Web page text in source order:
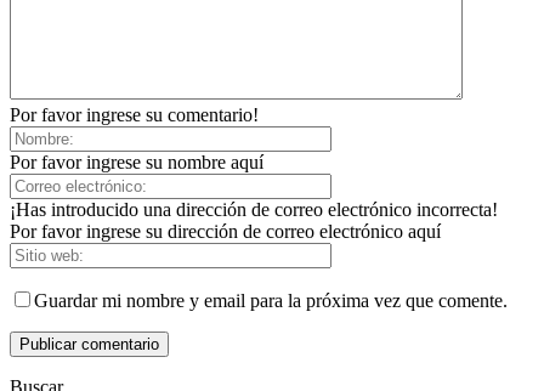
Por favor ingrese su comentario!
Por favor ingrese su nombre aquí
¡Has introducido una dirección de correo electrónico incorrecta!
Por favor ingrese su dirección de correo electrónico aquí
Guardar mi nombre y email para la próxima vez que comente.